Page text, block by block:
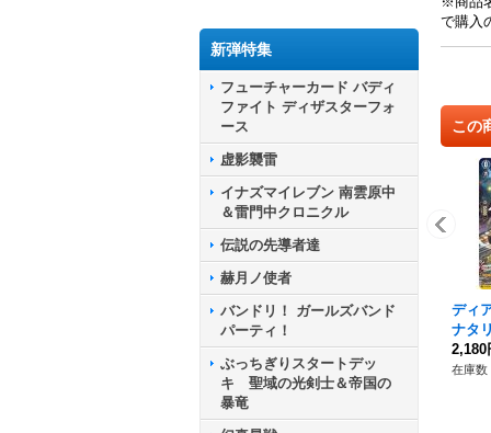
新弾特集
フューチャーカード バディ
ファイト ディザスターフォ
ース
虚影襲雷
イナズマイレブン 南雲原中
＆雷門中クロニクル
伝説の先導者達
赫月ノ使者
バンドリ！ ガールズバンド
パーティ！
ぶっちぎりスタートデッ
キ 聖域の光剣士＆帝国の
暴竜
で購入
この
ディ
ナタ
05/
イツ
2,180
在庫数